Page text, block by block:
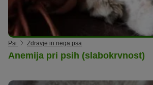
Psi Zdravje in nega psa
Anemija pri psih (slabokrvnost)